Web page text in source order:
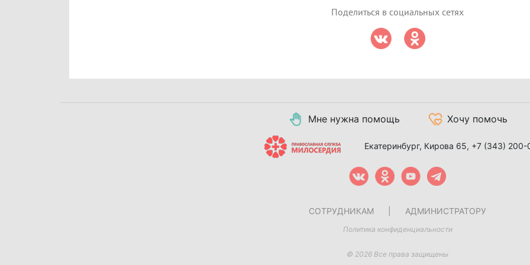
Поделиться в социальных сетях
Мне нужна помощь Хочу помочь
Екатеринбург, Кирова 65, +7 (343) 200-
СОТРУДНИКАМ АДМИНИСТРАТОРУ
Политика конфиденциальности
© 2026 Все права защищены